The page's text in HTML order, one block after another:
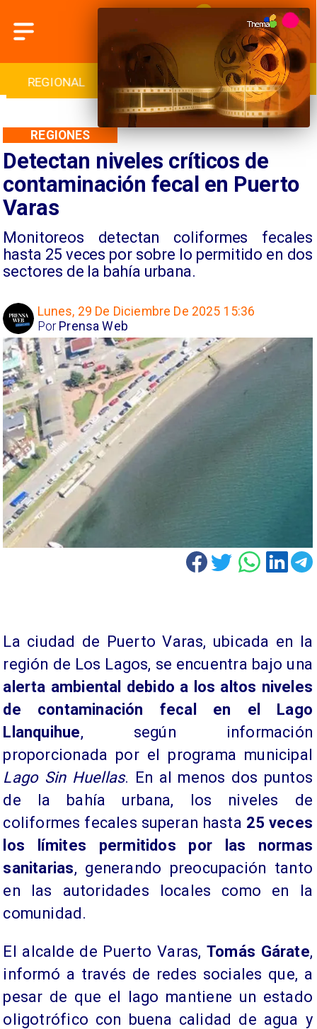
INTERNACIONAL DEPORTES CULTURA
Detectan niveles críticos de
contaminación fecal en Puerto
Varas
Monitoreos detectan coliformes fecales
hasta 25 veces por sobre lo permitido en dos
sectores de la bahía urbana.
REGIONES
Lunes, 29 De Diciembre De 2025 15:36
Prensa Web
Por
La ciudad de Puerto Varas, ubicada en la
región de Los Lagos, se encuentra bajo una
alerta ambiental debido a los altos niveles
de contaminación fecal en el Lago
Llanquihue, según información
proporcionada por el programa municipal
Lago Sin Huellas. En al menos dos puntos
de la bahía urbana, los niveles de
coliformes fecales superan hasta 25 veces
los límites permitidos por las normas
sanitarias, generando preocupación tanto
en las autoridades locales como en la
comunidad.
El alcalde de Puerto Varas, Tomás Gárate,
informó a través de redes sociales que, a
pesar de que el lago mantiene un estado
oligotrófico con buena calidad de agua y